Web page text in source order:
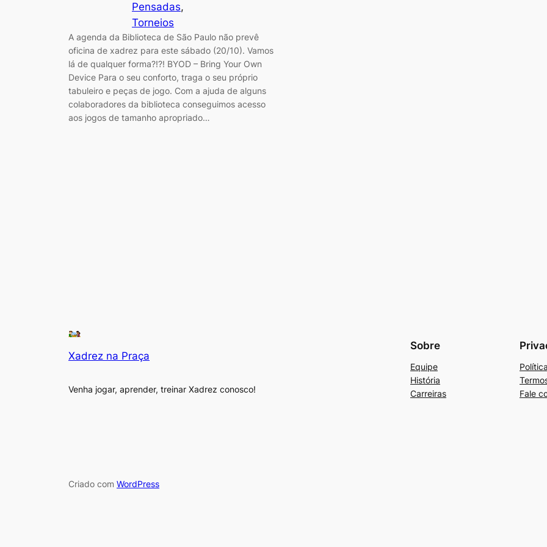
Pensadas
Torneios
A agenda da Biblioteca de São Paulo não prevê
oficina de xadrez para este sábado (20/10). Vamos
lá de qualquer forma?!?! BYOD – Bring Your Own
Device Para o seu conforto, traga o seu próprio
tabuleiro e peças de jogo. Com a ajuda de alguns
colaboradores da biblioteca conseguimos acesso
aos jogos de tamanho apropriado…
Xadrez na Praça
Venha jogar, aprender, treinar Xadrez conosco!
Sobre
Equipe
História
Carreiras
Fale
Criado com WordPress